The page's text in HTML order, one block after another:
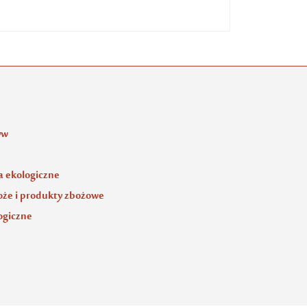
ekologiczne
i produkty zbożowe